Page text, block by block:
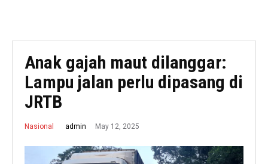
Anak gajah maut dilanggar:
Lampu jalan perlu dipasang di
JRTB
Nasional admin May 12, 2025